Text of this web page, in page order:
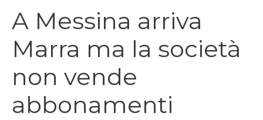
A Messina arriva
Marra ma la società
non vende
abbonamenti